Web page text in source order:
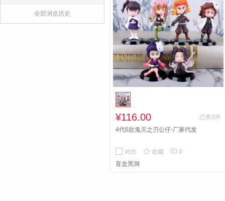
全部浏览历史
¥116.00
已售0件
4代6款鬼灭之刃公仔-厂家代发
对比  收藏  0
盲盒黑洞